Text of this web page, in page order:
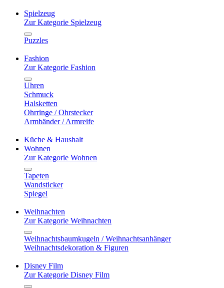
Spielzeug
Zur Kategorie Spielzeug
Puzzles
Fashion
Zur Kategorie Fashion
Uhren
Schmuck
Halsketten
Ohrringe / Ohrstecker
Armbänder / Armreife
Küche & Haushalt
Wohnen
Zur Kategorie Wohnen
Tapeten
Wandsticker
Spiegel
Weihnachten
Zur Kategorie Weihnachten
Weihnachtsbaumkugeln / Weihnachtsanhänger
Weihnachtsdekoration & Figuren
Disney Film
Zur Kategorie Disney Film